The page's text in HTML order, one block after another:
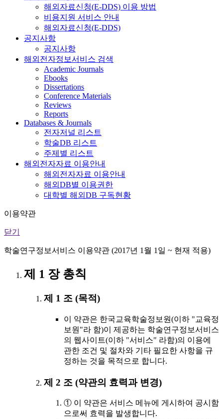
해외자료신청(E-DDS) 이용 방법
비용지원 서비스 안내
해외자료신청(E-DDS)
공지사항
공지사항
해외전자정보서비스 검색
Academic Journals
Ebooks
Dissertations
Conference Materials
Reviews
Reports
Databases & Journals
전자저널 리스트
학술DB 리스트
주제별 리스트
해외전자자료 이용안내
해외전자자료 이용안내
해외DB별 이용권한
대학별 해외DB 구독현황
이용약관
닫기
학술연구정보서비스 이용약관 (2017년 1월 1일 ~ 현재 적용)
제 1 장 총칙
제 1 조 (목적)
이 약관은 한국교육학술정보원(이하 "교육정
보원"라 함)이 제공하는 학술연구정보서비스
의 웹사이트(이하 "서비스" 라함)의 이용에
관한 조건 및 절차와 기타 필요한 사항을 규
정하는 것을 목적으로 합니다.
제 2 조 (약관의 효력과 변경)
① 이 약관은 서비스 메뉴에 게시하여 공시함
으로써 효력을 발생합니다.